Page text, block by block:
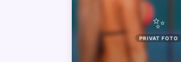
✨
PRIVAT FOTO